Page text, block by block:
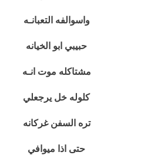
واسوالفه التعبانـه
حبيبي ابو الخيانه
مشتاكله موت انـه
كلوله خل يرجعلي
تره السفن غركانه
حتى اذا ميوافي